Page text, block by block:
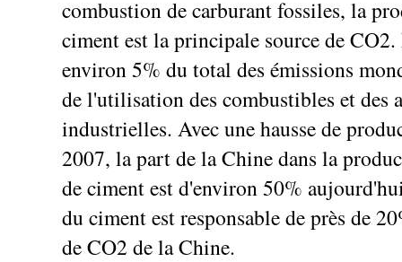
combustion de carburant fossiles, la
ciment est la principale source de
environ 5% du total des émissions
de l'utilisation des combustibles et des
industrielles. Avec une hausse de
2007, la part de la Chine dans la
de ciment est d'environ 50%
du ciment est responsable de près de
de CO2 de la Chine.